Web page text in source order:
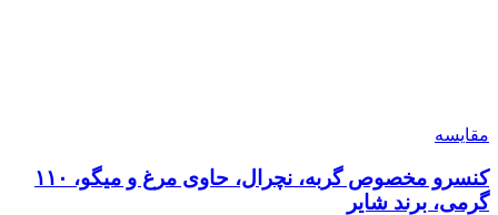
مقایسه
کنسرو مخصوص گربه، نچرال، حاوی مرغ و میگو، ۱۱۰
گرمی، برند شایر